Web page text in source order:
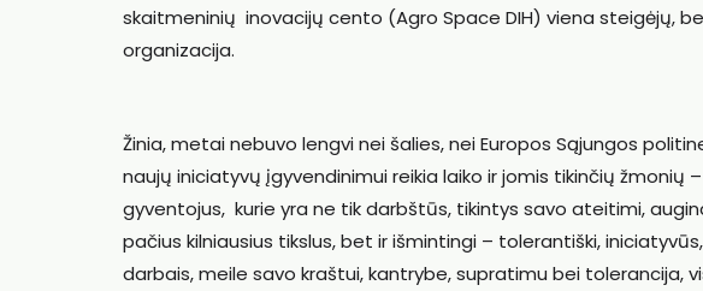
skaitmeninių inovacijų cento (Agro Space DIH) viena steigėjų,
organizacija.
Žinia, metai nebuvo lengvi nei šalies, nei Europos Sąjungos
naujų iniciatyvų įgyvendinimui reikia laiko ir jomis tikinčių žmonių
gyventojus, kurie yra ne tik darbštūs, tikintys savo ateitimi,
pačius kilniausius tikslus, bet ir išmintingi – tolerantiški,
darbais, meile savo kraštui, kantrybe, supratimu bei tolerancija,